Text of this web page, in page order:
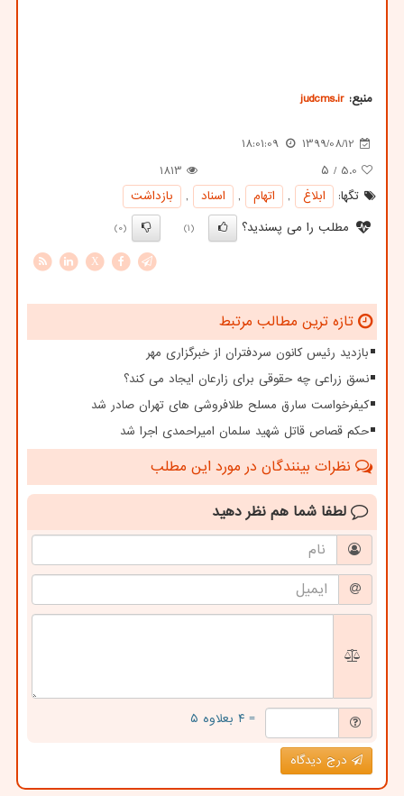
منبع: judcms.ir
1399/08/12
18:01:09
5.0 / ۵
1813
تگها:
ابلاغ , اتهام , اسناد ,
بازداشت
مطلب را می پسندید؟
(1)
(0)
X
تازه ترین مطالب مرتبط
بازدید رئیس کانون سردفتران از خبرگزاری مهر
نسق زراعی چه حقوقی برای زارعان ایجاد می کند؟
کیفرخواست سارق مسلح طلافروشی های تهران صادر شد
حکم قصاص قاتل شهید سلمان امیراحمدی اجرا شد
نظرات بینندگان در مورد این مطلب
لطفا شما هم نظر دهید
= ۴ بعلاوه ۵
درج دیدگاه